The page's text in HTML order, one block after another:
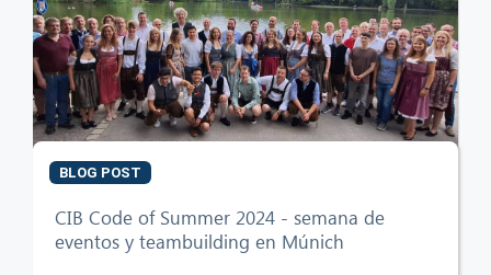
BLOG POST
CIB Code of Summer 2024 - semana de
eventos y teambuilding en Múnich